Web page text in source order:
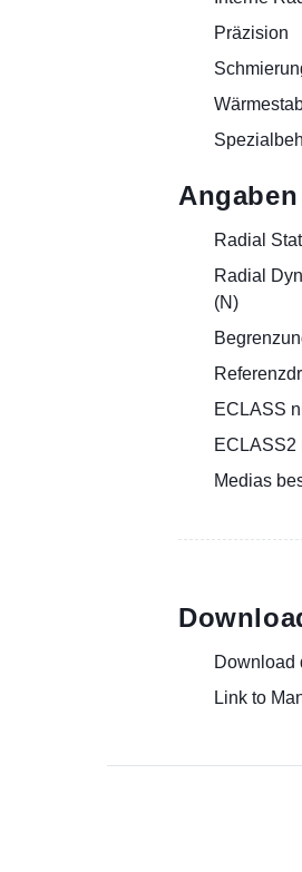
Präzision
Radial
Radial
(N)
ECLASS
ECLASS2
Medias
Download
Link to